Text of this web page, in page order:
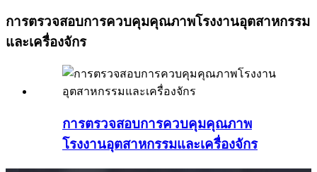
การตรวจสอบการควบคุมคุณภาพโรงงานอุตสาหกรรม
และเครื่องจักร
การตรวจสอบการควบคุมคุณภาพ
โรงงานอุตสาหกรรมและเครื่องจักร